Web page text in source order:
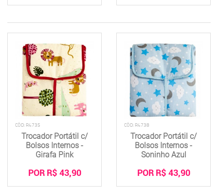
CÓD: R4735
Trocador Portátil c/
Bolsos Internos -
Girafa Pink
POR R$ 43,90
CÓD: R4738
Trocador Portátil c/
Bolsos Internos -
Soninho Azul
POR R$ 43,90